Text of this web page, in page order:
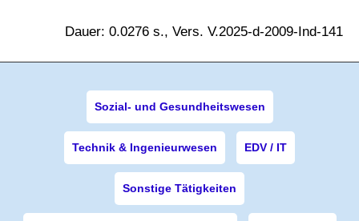
Dauer: 0.0276 s., Vers. V.2025-d-2009-Ind-141
Sozial- und Gesundheitswesen
Technik & Ingenieurwesen EDV / IT
Sonstige Tätigkeiten